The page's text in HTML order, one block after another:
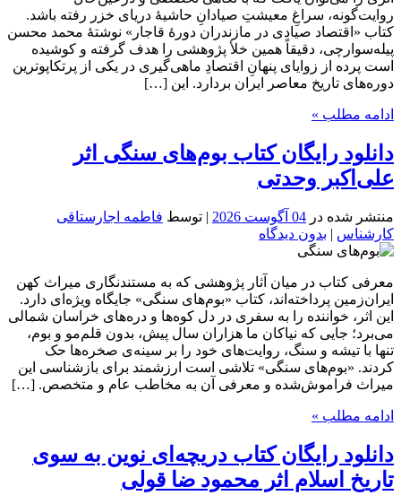
روایت‌گونه، سراغِ معیشتِ صیادانِ حاشیۀ دریای خزر رفته باشد.
کتاب «اقتصاد صیادی در مازندران دورۀ قاجار» نوشتۀ محمد محسن
پیله‌سوارچی، دقیقاً همین خلأ پژوهشی را هدف گرفته و کوشیده
است پرده از زوایای پنهانِ اقتصادِ ماهی‌گیری در یکی از پرتکاپوترین
دوره‌های تاریخ معاصر ایران بردارد. این […]
ادامه مطلب »
دانلود رایگان کتاب بوم‌های سنگی اثر
علی‌اکبر وحدتی
منتشر شده در 04 آگوست 2026 | توسط فاطمه اجارستاقی
کارشناس | بدون دیدگاه
معرفی کتاب در میان آثار پژوهشی که به مستندنگاری میراث کهن
ایران‌زمین پرداخته‌اند، کتاب «بوم‌های سنگی» جایگاه ویژه‌ای دارد.
این اثر، خواننده را به سفری در دل کوه‌ها و دره‌های خراسان شمالی
می‌برد؛ جایی که نیاکان ما هزاران سال پیش، بدون قلم‌مو و بوم،
تنها با تیشه و سنگ، روایت‌های خود را بر سینه‌ی صخره‌ها حک
کردند. «بوم‌های سنگی» تلاشی است ارزشمند برای بازشناسی این
میراث فراموش‌شده و معرفی آن به مخاطب عام و متخصص. […]
ادامه مطلب »
دانلود رایگان کتاب دریچه‌ای نوین به سوی
تاریخ اسلام اثر محمود ضا قولی